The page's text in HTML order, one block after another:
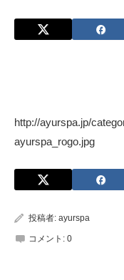
http://ayurspa.jp/
ayurspa_rogo.jpg
投稿者: ayurspa
コメント: 0